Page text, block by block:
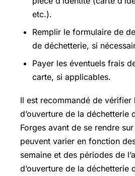
etc.).
Remplir le formulaire de
de déchetterie, si
Payer les éventuels frais
carte, si applicables.
Il est recommandé de vérifier
d’ouverture de la déchetterie
Forges avant de se rendre
peuvent varier en fonction
semaine et des périodes de
d’ouverture de la déchetterie